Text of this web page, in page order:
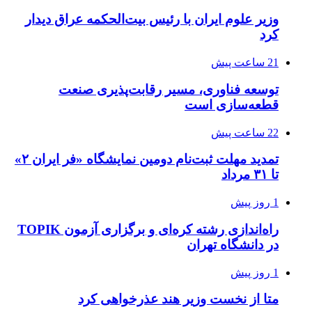
وزیر علوم ایران با رئیس بیت‌الحکمه عراق دیدار
کرد
21 ساعت پیش
توسعه فناوری، مسیر رقابت‌پذیری صنعت
قطعه‌سازی است
22 ساعت پیش
تمدید مهلت ثبت‌نام دومین نمایشگاه «فر ایران ۲»
تا ۳۱ مرداد
1 روز پیش
راه‌اندازی رشته کره‌ای و برگزاری آزمون TOPIK
در دانشگاه تهران
1 روز پیش
متا از نخست وزیر هند عذرخواهی کرد